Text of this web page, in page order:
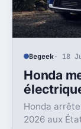
Begeek· 18
Honda
Honda
2026 aux